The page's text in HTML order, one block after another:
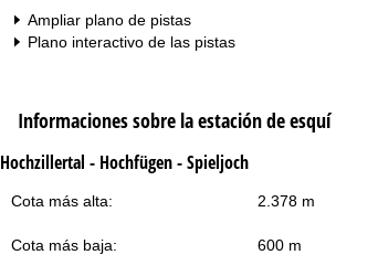
Ampliar plano de pistas
Plano interactivo de las pistas
Informaciones sobre la estación de esquí
Hochzillertal - Hochfügen - Spieljoch
Cota más alta: 2.378 m
Cota más baja: 600 m